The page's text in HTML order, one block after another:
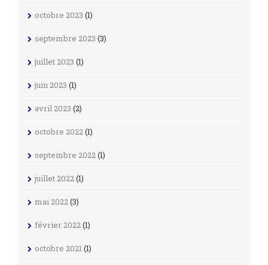
octobre 2023 (1)
septembre 2023 (3)
juillet 2023 (1)
juin 2023 (1)
avril 2023 (2)
octobre 2022(1)
septembre 2022(1)
juillet 2022(1)
mai 2022(3)
février 2022(1)
octobre 2021 (1)